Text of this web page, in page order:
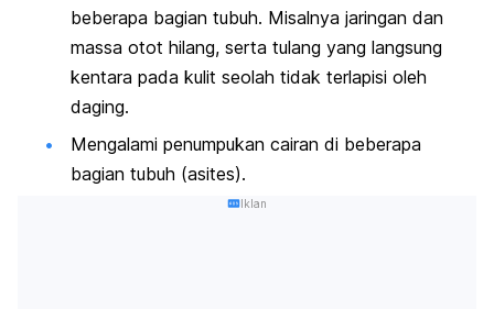
beberapa bagian tubuh. Misalnya jaringan dan
massa otot hilang, serta tulang yang langsung
kentara pada kulit seolah tidak terlapisi oleh
daging.
Mengalami penumpukan cairan di beberapa
bagian tubuh (asites).
Iklan